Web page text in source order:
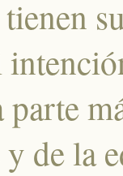
parte
de la